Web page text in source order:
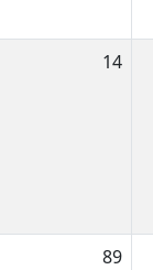
14
89